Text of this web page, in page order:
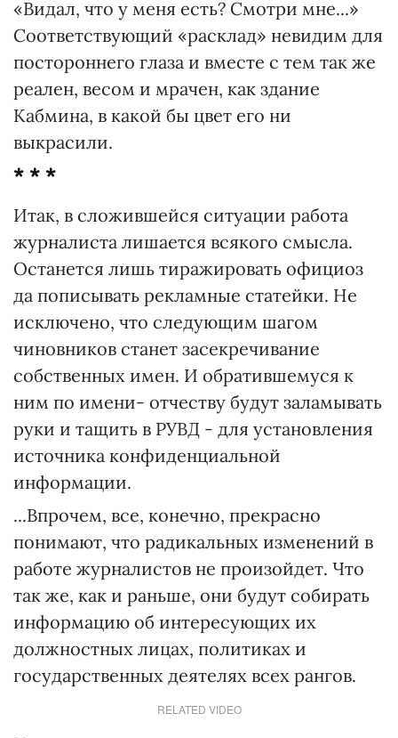
«Видал, что у меня есть? Смотри мне...»
Соответствующий «расклад» невидим для
постороннего глаза и вместе с тем так же
реален, весом и мрачен, как здание
Кабмина, в какой бы цвет его ни
выкрасили.
* * *
Итак, в сложившейся ситуации работа
журналиста лишается всякого смысла.
Останется лишь тиражировать официоз
да пописывать рекламные статейки. Не
исключено, что следующим шагом
чиновников станет засекречивание
собственных имен. И обратившемуся к
ним по имени- отчеству будут заламывать
руки и тащить в РУВД - для установления
источника конфиденциальной
информации.
...Впрочем, все, конечно, прекрасно
понимают, что радикальных изменений в
работе журналистов не произойдет. Что
так же, как и раньше, они будут собирать
информацию об интересующих их
должностных лицах, политиках и
государственных деятелях всех рангов.
RELATED VIDEO